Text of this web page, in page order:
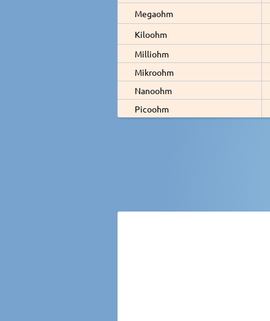
Megaohm
Kiloohm
Milliohm
Mikroohm
Nanoohm
Picoohm